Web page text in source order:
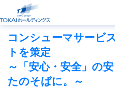
トップページ ニュース
情報通信
コンシューマサービ
トを策定
～「安心・安全」の
たのそばに。～